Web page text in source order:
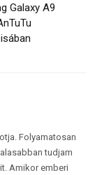
Galaxy A9
Folyamatosan
tudjam
Amikor emberi